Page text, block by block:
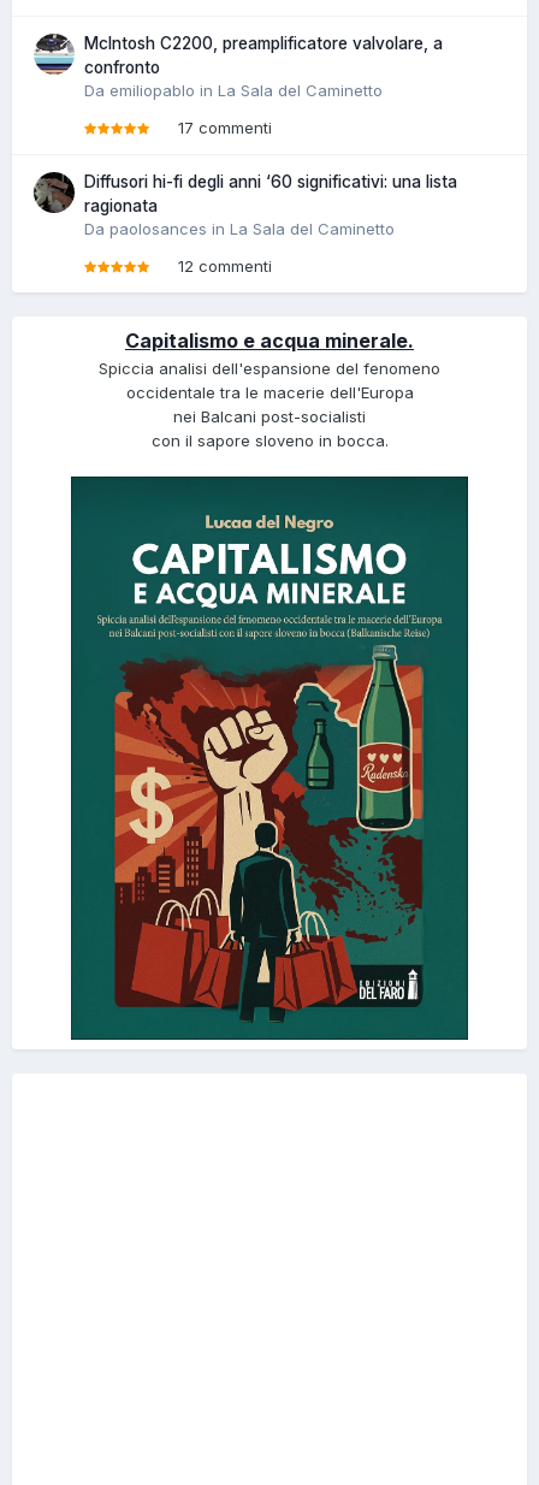
McIntosh C2200, preamplificatore valvolare, a
confronto
Da emiliopablo in La Sala del Caminetto
17 commenti
Diffusori hi-fi degli anni ‘60 significativi: una lista
ragionata
Da paolosances in La Sala del Caminetto
12 commenti
Capitalismo e acqua minerale.
Spiccia analisi dell'espansione del fenomeno
occidentale tra le macerie dell'Europa
nei Balcani post-socialisti
con il sapore sloveno in bocca.